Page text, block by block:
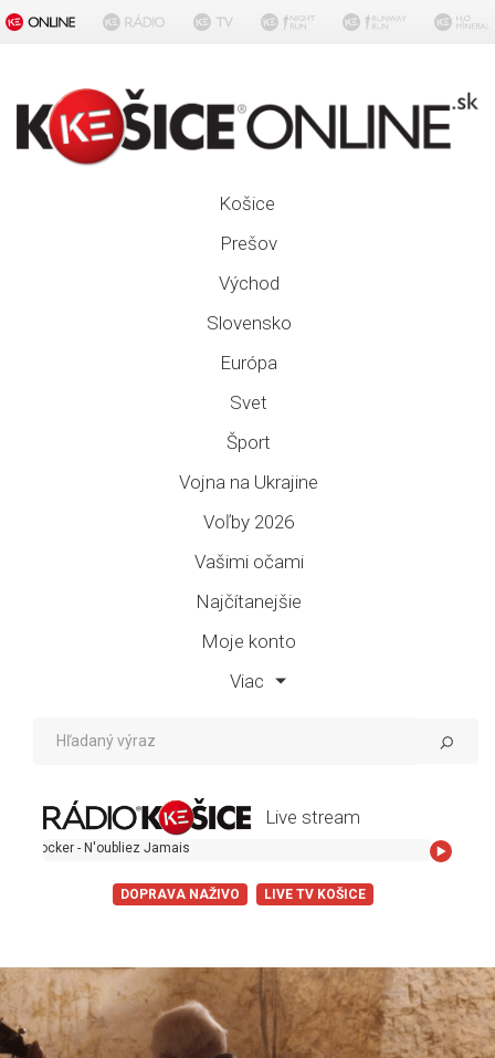
Košice
Prešov
Východ
Slovensko
Európa
Svet
Šport
Vojna na Ukrajine
Voľby 2026
Vašimi očami
Najčítanejšie
Moje konto
Viac
Live stream
Jamais
DOPRAVA NAŽIVO LIVE TV KOŠICE